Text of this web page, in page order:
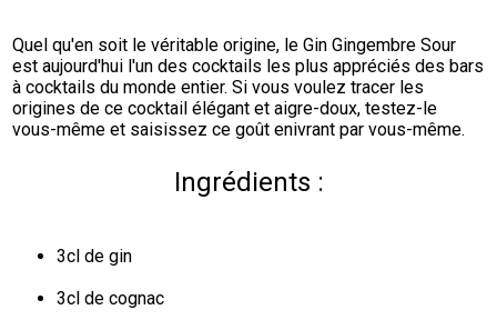
Quel qu'en soit le véritable origine, le Gin Gingembre Sour
est aujourd'hui l'un des cocktails les plus appréciés des bars
à cocktails du monde entier. Si vous voulez tracer les
origines de ce cocktail élégant et aigre-doux, testez-le
vous-même et saisissez ce goût enivrant par vous-même.
Ingrédients :
3cl de gin
3cl de cognac